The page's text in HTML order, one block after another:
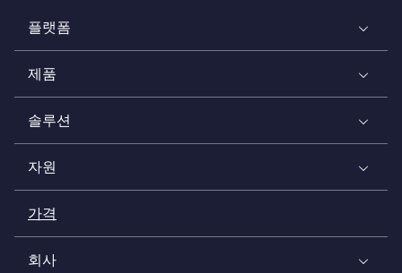
플랫폼
제품
솔루션
자원
가격
회사